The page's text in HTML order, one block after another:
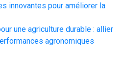
innovantes pour améliorer la
une agriculture durable : allier
agronomiques